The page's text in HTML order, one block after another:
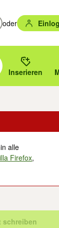
oder
mitoder PLZ.
Inserieren
alle
Firefox,
schreiben